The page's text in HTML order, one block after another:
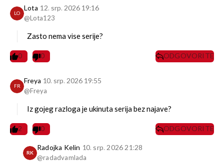
LO
Lota
@Lota123
12. srp. 2026 19:16
Zasto nema vise serije?
0 0 ODGOVORITE
FR
Freya
@Freya
10. srp. 2026 19:55
Iz gojeg razloga je ukinuta serija bez najave?
2 0 ODGOVORITE
RK
Radojka Kelin
@radadvamlada
10. srp. 2026 21:28